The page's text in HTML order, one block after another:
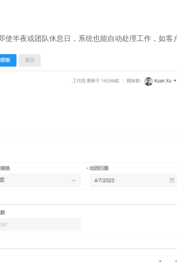
半夜或团队休息日，系统也能自动处理工作，如客